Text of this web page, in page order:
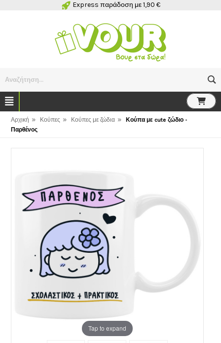
Express παράδοση με 1,90 €
Αναζήτηση...
Αρχική » Κούπες » Κούπες με ζώδια »
Κούπα με cute ζώδιο -
Παρθένος
Tap to expand